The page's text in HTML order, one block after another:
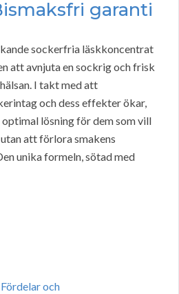
garanti
sockerfria läskkoncentrat
att avnjuta en sockrig och frisk
I takt med att
och dess effekter ökar,
lösning för dem som vill
att förlora smakens
unika formeln, sötad med
och